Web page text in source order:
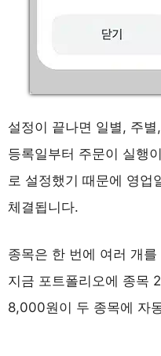
설정이 끝나면 일별, 주
등록일부터 주문이 실행
로 설정했기 때문에 영업
체결됩니다.
종목은 한 번에 여러 개
지금 포트폴리오에 종목
8,000원이 두 종목에 자